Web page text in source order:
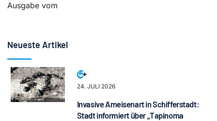
Ausgabe vom
Neueste Artikel
24. JULI 2026
Invasive Ameisenart in Schifferstadt:
Stadt informiert über „Tapinoma